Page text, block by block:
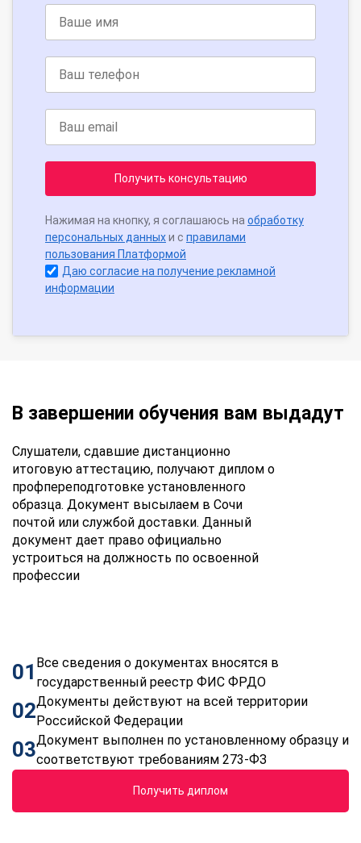
Получить консультацию
Нажимая на кнопку, я соглашаюсь на обработку
персональных данныхи с правилами
пользования Платформой
Даю согласие на получение рекламной
информации
В завершении обучения вам выдадут
Слушатели, сдавшие дистанционно
итоговую аттестацию, получают диплом о
профпереподготовке установленного
образца. Документ высылаем в Сочи
почтой или службой доставки. Данный
документ дает право официально
устроиться на должность по освоенной
профессии
01 Все сведения о документах вносятся в
государственный реестр ФИС ФРДО
02Документы действуют на всей территории
Российской Федерации
03Документ выполнен по установленному образцу и
соответствуют требованиям 273-ФЗ
Получить диплом